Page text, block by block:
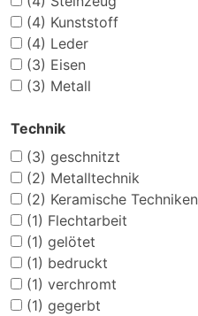
(4) Kunststoff
(4) Leder
(3) Eisen
(3) Metall
Technik
(3) geschnitzt
(2) Metalltechnik
(2) Keramische Techniken
(1) Flechtarbeit
(1) gelötet
(1) bedruckt
(1) verchromt
(1) gegerbt